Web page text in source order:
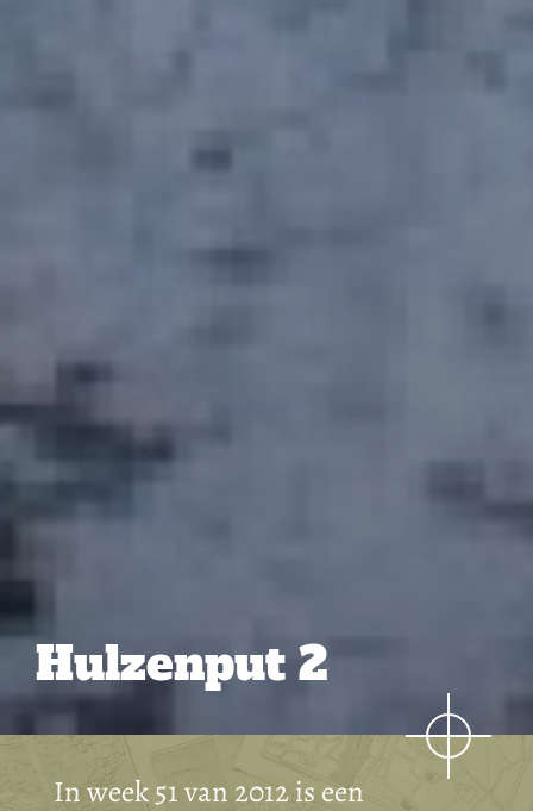
Hulzenput 2
In week 51 van 2012 is een